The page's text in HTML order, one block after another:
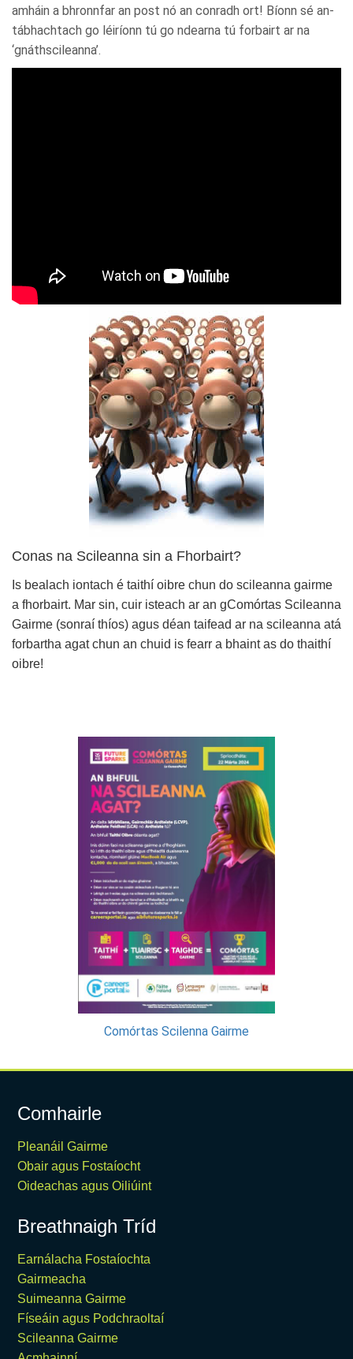
amháin a bhronnfar an post nó an conradh ort! Bíonn sé an-
tábhachtach go léiríonn tú go ndearna tú forbairt ar na
‘gnáthscileanna’.
Conas na Scileanna sin a Fhorbairt?
Is bealach iontach é taithí oibre chun do scileanna gairme
a fhorbairt. Mar sin, cuir isteach ar an gComórtas Scileanna
Gairme (sonraí thíos) agus déan taifead ar na scileanna atá
forbartha agat chun an chuid is fearr a bhaint as do thaithí
oibre!
Comórtas Scilenna Gairme
Comhairle
Pleanáil Gairme
Obair agus Fostaíocht
Oideachas agus Oiliúint
Breathnaigh Tríd
Earnálacha Fostaíochta
Gairmeacha
Suimeanna Gairme
Físeáin agus Podchraoltaí
Scileanna Gairme